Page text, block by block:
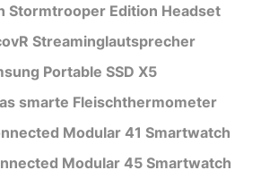
Stormtrooper Edition Headset
Streaminglautsprecher
Portable SSD X5
smarte Fleischthermometer
Modular 41 Smartwatch
Modular 45 Smartwatch